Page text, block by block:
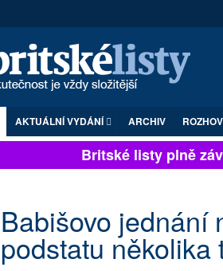
AKTUÁLNÍ VYDÁNÍ ARCHIV
Britské listy plně
Babišovo jednání
podstatu několika